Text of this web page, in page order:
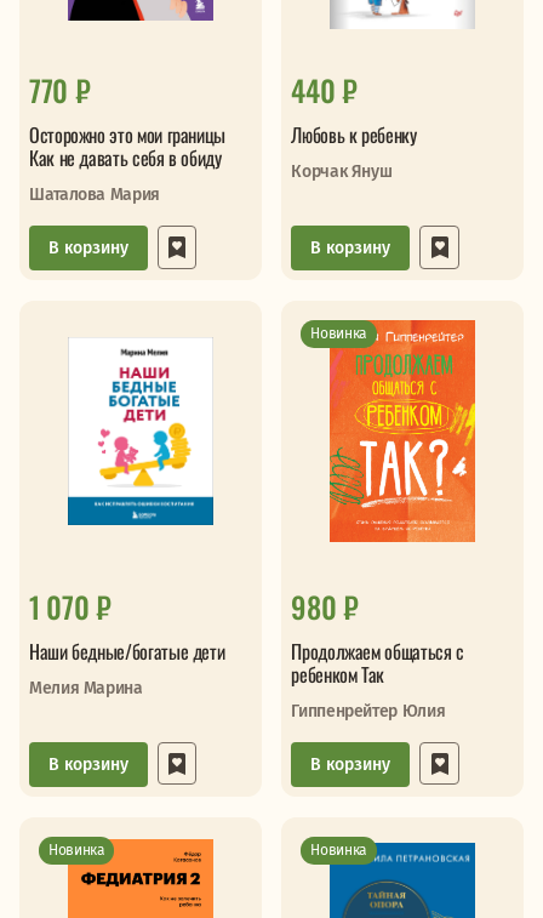
770 ₽
Осторожно это мои границы
Как не давать себя в обиду
Шаталова Мария
В корзину
440 ₽
Любовь к ребенку
Корчак Януш
В корзину
1 070 ₽
Наши бедные/богатые дети
Мелия Марина
В корзину
Новинка
980 ₽
Продолжаем общаться с
ребенком Так
Гиппенрейтер Юлия
В корзину
Новинка Новинка